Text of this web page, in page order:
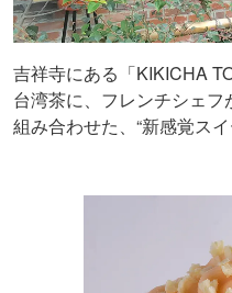
吉祥寺にある「KIKICHA
台湾茶に、フレンチシェ
組み合わせた、“新感覚ス